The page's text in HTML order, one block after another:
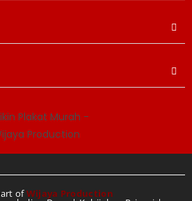
ofWijaya Production